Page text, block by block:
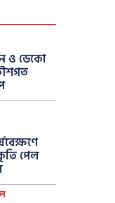
ও ডেকো
পেল